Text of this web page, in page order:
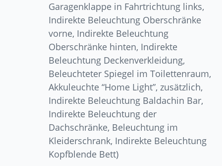
Garagenklappe in Fahrtrichtung links,
Indirekte Beleuchtung Oberschränke
vorne, Indirekte Beleuchtung
Oberschränke hinten, Indirekte
Beleuchtung Deckenverkleidung,
Beleuchteter Spiegel im Toilettenraum,
Akkuleuchte “Home Light”, zusätzlich,
Indirekte Beleuchtung Baldachin Bar,
Indirekte Beleuchtung der
Dachschränke, Beleuchtung im
Kleiderschrank, Indirekte Beleuchtung
Kopfblende Bett)